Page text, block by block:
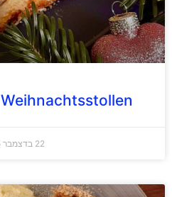
Weihnachtsstollen – לחם חג המולד
22 בדצמבר 2015